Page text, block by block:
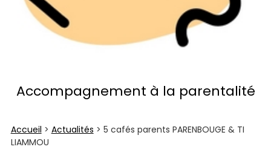
Accompagnement à la parentalité
Accueil > Actualités > 5 cafés parents PARENBOUGE & TI
LIAMMOU